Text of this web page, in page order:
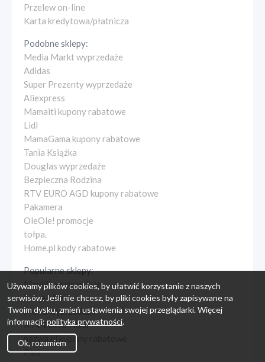
Przelew on-line
Karta kredytowa/płatnicza
Podobne sklepy:
Media Markt wyprzedaże
Adidas
Super Prezenty wyprzedaże
Aliexpress
Mamaiti kupony rabatowe
Lidl
MamaGama kupony rabatowe
Tania Książka
Douglas wyprzedaże
Bezpieczna Rodzina
RTV EURO AGD kupony rabatowe
Pakamera
OleOle! promocje
tołpa.
Home.pl kody rabatowe
Popularne sklepy:
Maylily wyprzedaże
I love Milk
Multu wyprzedaże
RTV EURO AGD
nazwa.pl kupony rabatowe
Plus
Używamy plików cookies, by ułatwić korzystanie z naszych
serwisów. Jeśli nie chcesz, by pliki cookies były zapisywane na
Twoim dysku, zmień ustawienia swojej przeglądarki. Więcej
informacji: polityka prywatności.
Ok, rozumiem